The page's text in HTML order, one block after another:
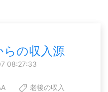
らの収入源
08:27:33
老後の収入